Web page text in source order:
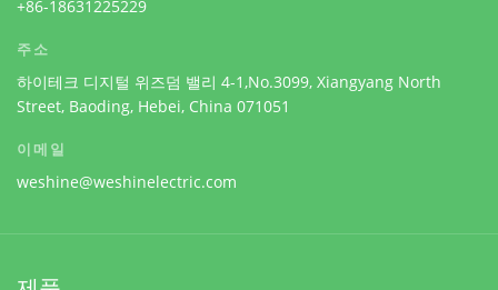
+86-18631225229
주소
하이테크 디지털 위즈덤 밸리 4-1,No.3099, Xiangyang North
Street, Baoding, Hebei, China 071051
이메일
weshine@weshinelectric.com